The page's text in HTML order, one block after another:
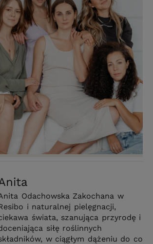
Odachowska Zakochana w
i naturalnej pielęgnacji,
świata, szanująca przyrodę i
siłę roślinnych
w ciągłym dążeniu do co